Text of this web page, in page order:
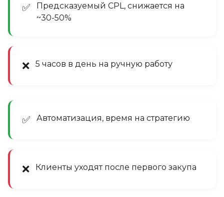
✅
Предсказуемый CPL, снижается на
~30-50%
❌ 5 часов в день на ручную работу
✅ Автоматизация, время на стратегию
❌ Клиенты уходят после первого закупа